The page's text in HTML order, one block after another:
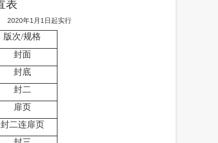
表
2020年1 月 1 日起实行
版次/规格
封面
封底
封二
扉页
封二连扉页